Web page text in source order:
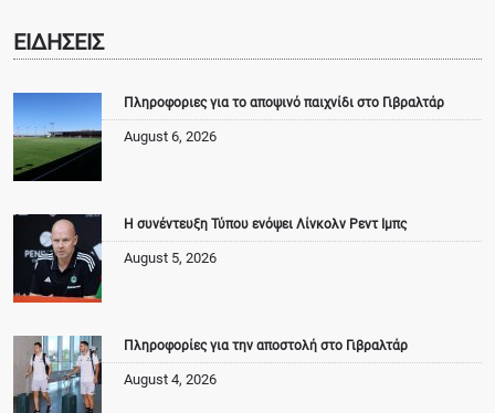
ΕΙΔΗΣΕΙΣ
Πληροφοριες για το αποψινό παιχνίδι στο Γιβραλτάρ
August 6, 2026
Η συνέντευξη Τύπου ενόψει Λίνκολν Ρεντ Ιμπς
August 5, 2026
Πληροφορίες για την αποστολή στο Γιβραλτάρ
August 4, 2026